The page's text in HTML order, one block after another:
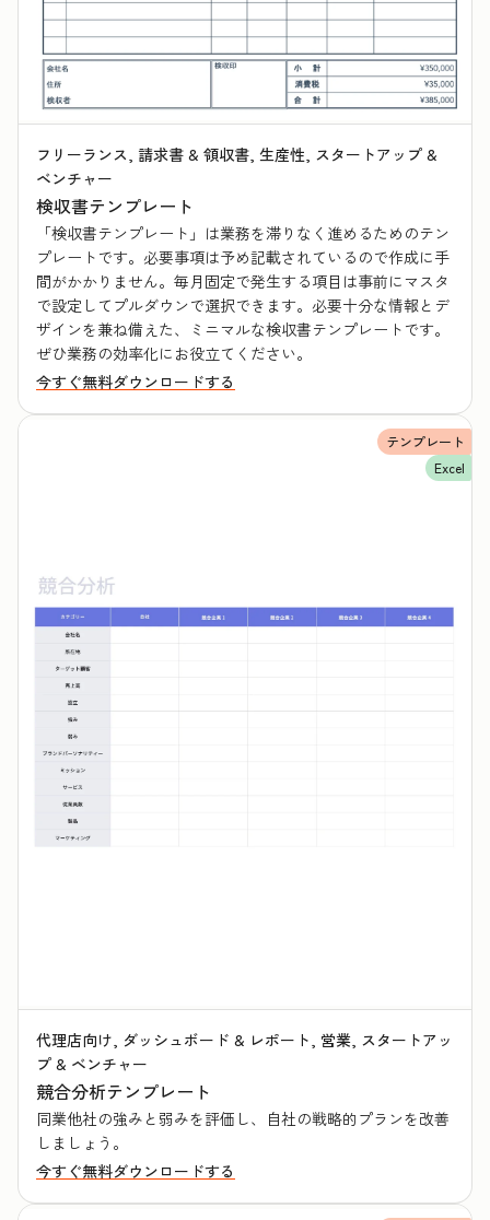
フリーランス, 請求書 & 領収書, 生産性, スタートアップ &
ベンチャー
検収書テンプレート
「検収書テンプレート」は業務を滞りなく進めるためのテン
プレートです。必要事項は予め記載されているので作成に手
間がかかりません。毎月固定で発生する項目は事前にマスタ
で設定してプルダウンで選択できます。必要十分な情報とデ
ザインを兼ね備えた、ミニマルな検収書テンプレートです。
ぜひ業務の効率化にお役立てください。
今すぐ無料ダウンロードする
テンプレート
Excel
代理店向け, ダッシュボード & レポート, 営業, スタートアッ
プ & ベンチャー
競合分析テンプレート
同業他社の強みと弱みを評価し、自社の戦略的プランを改善
しましょう。
今すぐ無料ダウンロードする